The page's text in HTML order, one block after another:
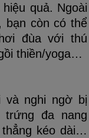
quả. Ngoài
bạn còn có thể
đùa với thú
thiền/yoga…
và nghi ngờ bị
đa nang
thẳng kéo dài…